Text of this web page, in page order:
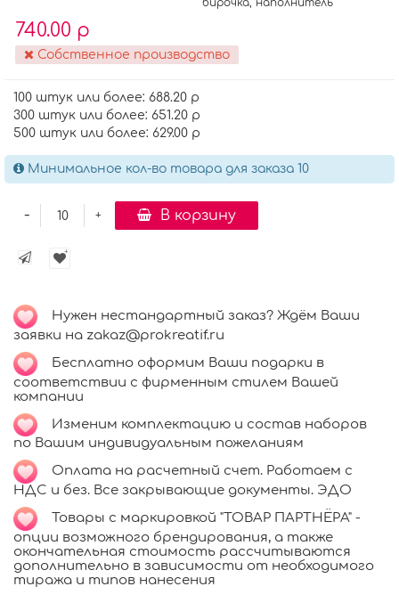
бирочка, наполнитель
740.00 р
Собственное производство
100 штук или более: 688.20 р
300 штук или более: 651.20 р
500 штук или более: 629.00 р
Минимальное кол-во товара для заказа 10
+
- В корзину
Нужен нестандартный заказ? Ждём Ваши
заявки на zakaz@prokreatif.ru
Бесплатно оформим Ваши подарки в
соответствии с фирменным стилем Вашей
компании
Изменим комплектацию и состав наборов
по Вашим индивидуальным пожеланиям
Оплата на расчетный счет. Работаем с
НДС и без. Все закрывающие документы. ЭДО
Товары с маркировкой "ТОВАР ПАРТНЁРА" -
опции возможного брендирования, а также
окончательная стоимость рассчитываются
дополнительно в зависимости от необходимого
тиража и типов нанесения